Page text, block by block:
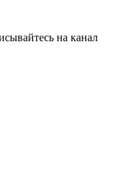
на канал